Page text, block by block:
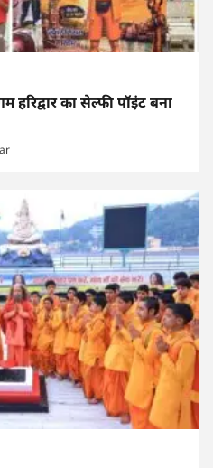
हरिद्वार का सेल्फी पॉइंट बना